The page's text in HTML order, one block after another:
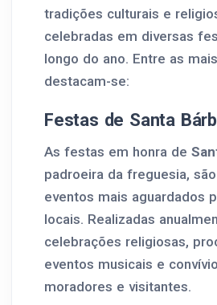
tradições culturais e
celebradas em diversas
longo do ano. Entre as
destacam-se:
Festas de Santa
As festas em honra de
padroeira da freguesia,
eventos mais aguardados
locais. Realizadas
celebrações religiosas,
eventos musicais e
moradores e visitantes.